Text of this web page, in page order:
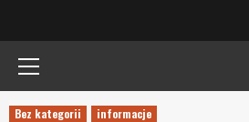
Bez kategorii informacje